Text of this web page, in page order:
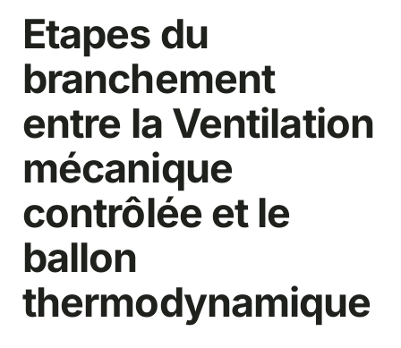
Etapes du
branchement
entre la Ventilation
mécanique
contrôlée et le
ballon
thermodynamique